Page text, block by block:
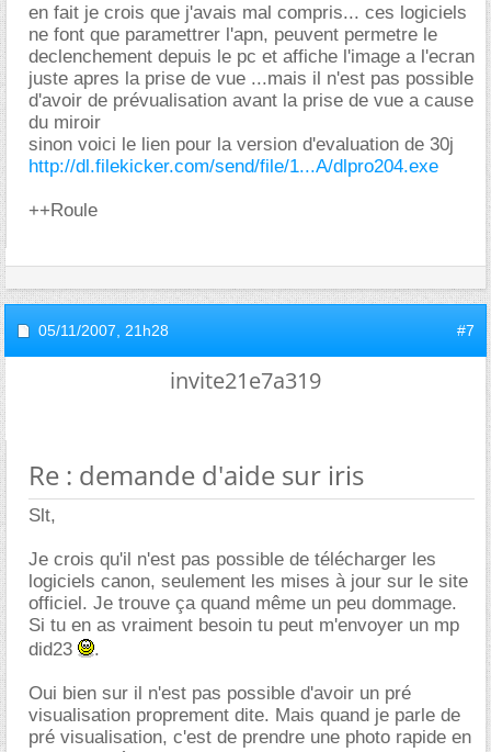
en fait je crois que j'avais mal compris... ces logiciels
ne font que paramettrer l'apn, peuvent permetre le
declenchement depuis le pc et affiche l'image a l'ecran
juste apres la prise de vue ...mais il n'est pas possible
d'avoir de prévualisation avant la prise de vue a cause
du miroir
sinon voici le lien pour la version d'evaluation de 30j
http://dl.filekicker.com/send/file/1...A/dlpro204.exe
++Roule
05/11/2007, 21h28 #7
invite21e7a319
Re : demande d'aide sur iris
Slt,
Je crois qu'il n'est pas possible de télécharger les
logiciels canon, seulement les mises à jour sur le site
officiel. Je trouve ça quand même un peu dommage.
Si tu en as vraiment besoin tu peut m'envoyer un mp
did23
.
Oui bien sur il n'est pas possible d'avoir un pré
visualisation proprement dite. Mais quand je parle de
pré visualisation, c'est de prendre une photo rapide en